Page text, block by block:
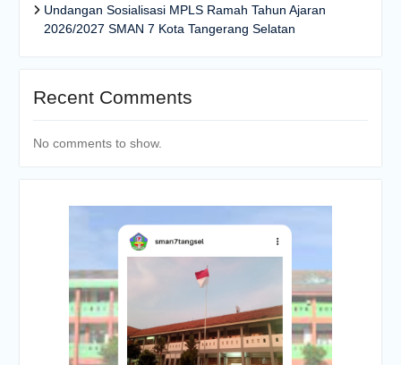
Undangan Sosialisasi MPLS Ramah Tahun Ajaran
2026/2027 SMAN 7 Kota Tangerang Selatan
Recent Comments
No comments to show.